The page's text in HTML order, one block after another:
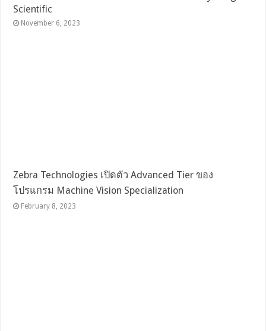
Scientific
November 6, 2023
Zebra Technologies เปิดตัว Advanced Tier ของ
โปรแกรม Machine Vision Specialization
February 8, 2023